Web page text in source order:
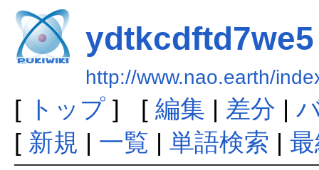
ydtkcdftd7we5
http://www.nao.earth/
[ トップ] [ 編集 | 差分 |
[ 新規 | 一覧 | 単語検索 |